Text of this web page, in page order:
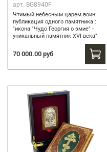
арт. BG8940F
Чтимый небесным царем воин:
публикация одного памятника :
"икона "Чудо Георгия о змие" -
уникальный памятник XVI века"
70 000.00 руб